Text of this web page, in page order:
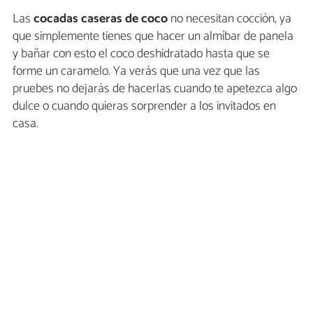
Lascocadas caseras de cocono necesitan cocción, ya
que simplemente tienes que hacer un almíbar de panela
y bañar con esto el coco deshidratado hasta que se
forme un caramelo. Ya verás que una vez que las
pruebes no dejarás de hacerlas cuando te apetezca algo
dulce o cuando quieras sorprender a los invitados en
casa.